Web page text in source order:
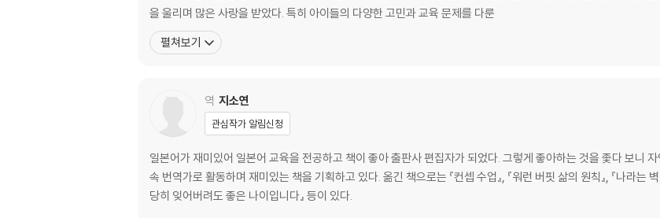
을 울리며 많은 사랑을 받았다. 특히 아이들의 다양한 고민과 교육 문제를 다룬
펼쳐보기
역 지소연
관심작가 알림신청
일본어가 재미있어 일본어 교육을 전공하고 책이 좋아 출판사 편집자가 되었다. 그렇게 좋아하는 것을 좇다 보니
속 번역가로 활동하며 재미있는 책을 기획하고 있다. 옮긴 책으로는 『컨셉 수업』, 『워런 버핏 삶의 원칙』, 『나라는 벽
당히 잊어버려도 좋은 나이입니다』 등이 있다.